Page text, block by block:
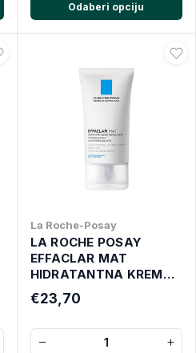
Odaberi opciju
La Roche-Posay
LA ROCHE POSAY
EFFACLAR MAT
HIDRATANTNA KREMA
40 ML
€23,70
− +